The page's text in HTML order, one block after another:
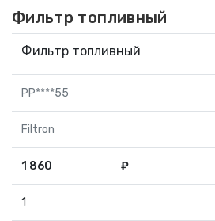
+7
Фильтр топливный
Фильтр топливный
PP****55
Filtron
1 860 ₽
1